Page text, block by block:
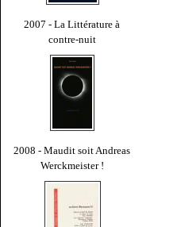
2007 - La Littérature à
contre-nuit
2008 - Maudit soit Andreas
Werckmeister !